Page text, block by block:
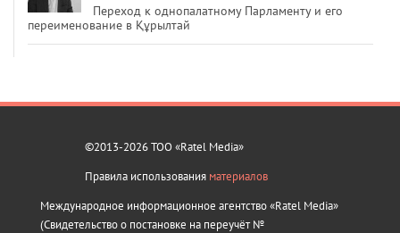
Переход к однопалатному Парламенту и его
переименование в Құрылтай
©2013-2026 ТОО «Ratel Media»
Правила использования материалов
Международное информационное агентство «Ratel Media»
(Свидетельство о постановке на переучёт №